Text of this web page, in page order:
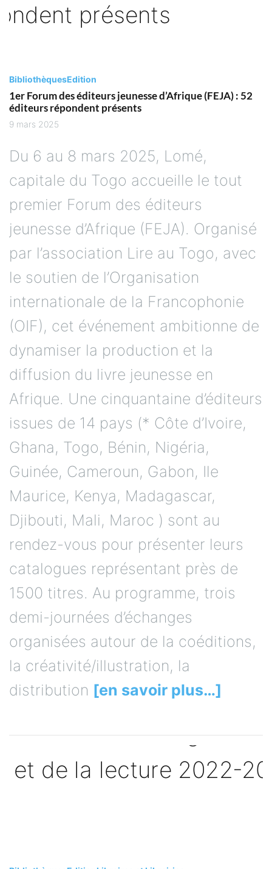
BibliothèquesEdition
1er Forum des éditeurs jeunesse d’Afrique (FEJA) : 52
éditeurs répondent présents
9 mars 2025
Du 6 au 8 mars 2025, Lomé,
capitale du Togo accueille le tout
premier Forum des éditeurs
jeunesse d’Afrique (FEJA). Organisé
par l’association Lire au Togo, avec
le soutien de l’Organisation
internationale de la Francophonie
(OIF), cet événement ambitionne de
dynamiser la production et la
diffusion du livre jeunesse en
Afrique. Une cinquantaine d’éditeurs
issues de 14 pays (* Côte d’Ivoire,
Ghana, Togo, Bénin, Nigéria,
Guinée, Cameroun, Gabon, Ile
Maurice, Kenya, Madagascar,
Djibouti, Mali, Maroc ) sont au
rendez-vous pour présenter leurs
catalogues représentant près de
1500 titres. Au programme, trois
demi-journées d’échanges
organisées autour de la coéditions,
la créativité/illustration, la
distribution [en savoir plus…]